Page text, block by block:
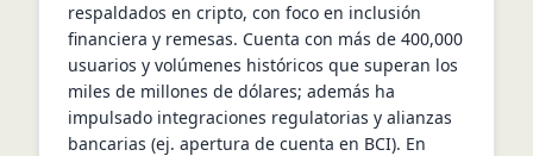
respaldados en cripto, con foco en inclusión
financiera y remesas. Cuenta con más de 400,000
usuarios y volúmenes históricos que superan los
miles de millones de dólares; además ha
impulsado integraciones regulatorias y alianzas
bancarias (ej. apertura de cuenta en BCI). En